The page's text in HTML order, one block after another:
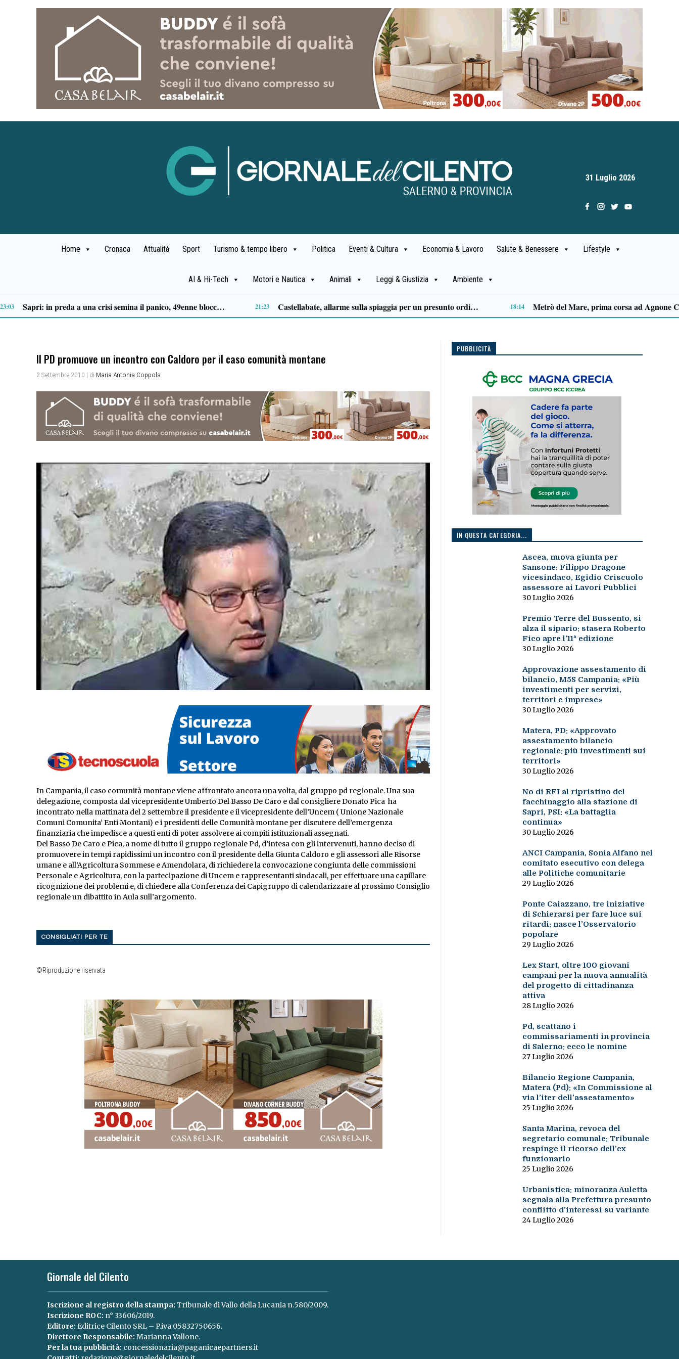
31 Luglio 2026
Home Cronaca Attualità Sport Turismo & tempo libero Politica Eventi & Cultura Economia & Lavoro Salute & Benessere Lifestyle
AI & Hi-Tech Motori e Nautica Animali Leggi & Giustizia Ambiente
Tortorella celebra la Fiera di San Basilio: tra antichi mestieri, bestiame e la musica della Bandabardò 14:49 Premio Terre del Bussento, si alza il sipario: stasera Roberto Fico apre l’11ª edizione 14:35 Capaccio Paestum spazio di legalità: oltre 43 ettari di beni confiscati destinati a progetti sociali 14:14
Il PD promuove un incontro con Caldoro per il caso comunità montane
2 Settembre 2010 | di Maria Antonia Coppola
In Campania, il caso comunità montane viene affrontato ancora una volta, dal gruppo pd regionale. Una sua
delegazione, composta dal vicepresidente Umberto Del Basso De Caro e dal consigliere Donato Pica ha
incontrato nella mattinata del 2 settembre il presidente e il vicepresidente dell’Uncem ( Unione Nazionale
Comuni Comunita’ Enti Montani) e i presidenti delle Comunità montane per discutere dell’emergenza
finanziaria che impedisce a questi enti di poter assolvere ai compiti istituzionali assegnati.
Del Basso De Caro e Pica, a nome di tutto il gruppo regionale Pd, d’intesa con gli intervenuti, hanno deciso di
promuovere in tempi rapidissimi un incontro con il presidente della Giunta Caldoro e gli assessori alle Risorse
umane e all’Agricoltura Sommese e Amendolara, di richiedere la convocazione congiunta delle commissioni
Personale e Agricoltura, con la partecipazione di Uncem e rappresentanti sindacali, per effettuare una capillare
ricognizione dei problemi e, di chiedere alla Conferenza dei Capigruppo di calendarizzare al prossimo Consiglio
regionale un dibattito in Aula sull’argomento.
CONSIGLIATI PER TE
©Riproduzione riservata
PUBBLICITÀ
IN QUESTA CATEGORIA...
Ascea, nuova giunta per
Sansone: Filippo Dragone
vicesindaco, Egidio Criscuolo
assessore ai Lavori Pubblici
30 Luglio 2026
Premio Terre del Bussento, si
alza il sipario: stasera Roberto
Fico apre l’11ª edizione
30 Luglio 2026
Approvazione assestamento di
bilancio, M5S Campania: «Più
investimenti per servizi,
territori e imprese»
30 Luglio 2026
Matera, PD: «Approvato
assestamento bilancio
regionale: più investimenti sui
territori»
30 Luglio 2026
No di RFI al ripristino del
facchinaggio alla stazione di
Sapri, PSI: «La battaglia
continua»
30 Luglio 2026
ANCI Campania, Sonia Alfano nel
comitato esecutivo con delega
alle Politiche comunitarie
29 Luglio 2026
Ponte Caiazzano, tre iniziative
di Schierarsi per fare luce sui
ritardi: nasce l’Osservatorio
popolare
29 Luglio 2026
Lex Start, oltre 100 giovani
campani per la nuova annualità
del progetto di cittadinanza
attiva
28 Luglio 2026
Pd, scattano i
commissariamenti in provincia
di Salerno: ecco le nomine
27 Luglio 2026
Bilancio Regione Campania,
Matera (Pd): «In Commissione al
via l’iter dell’assestamento»
25 Luglio 2026
Santa Marina, revoca del
segretario comunale: Tribunale
respinge il ricorso dell’ex
funzionario
25 Luglio 2026
Urbanistica: minoranza Auletta
segnala alla Prefettura presunto
conflitto d’interessi su variante
24 Luglio 2026
Giornale del Cilento
Iscrizione al registro della stampa: Tribunale di Vallo della Lucania n.580/2009.
Iscrizione ROC: n° 33606/2019.
Editore: Editrice Cilento SRL – P.iva 05832750656.
Direttore Responsabile: Marianna Vallone.
Per la tua pubblicità: concessionaria@paganicaepartners.it